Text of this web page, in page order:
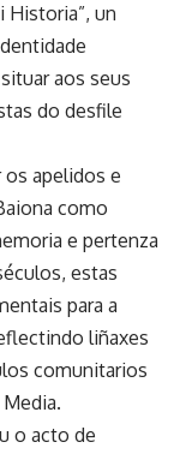
Historia”, un
aos seus
do desfile
apelidos e
como
e pertenza
estas
para a
liñaxes
comunitarios
o acto de